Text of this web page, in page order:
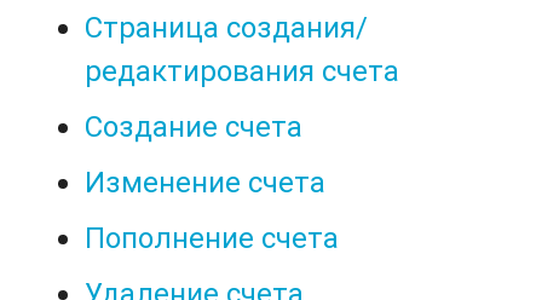
Страница создания/
редактирования счета
Создание счета
Изменение счета
Пополнение счета